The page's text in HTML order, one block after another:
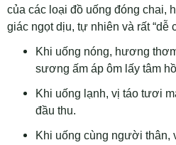
của các loại đồ uống đóng chai,
giác ngọt dịu, tự nhiên và rất “dễ
Khi uống nóng, hương
sương ấm áp ôm lấy tâm
Khi uống lạnh, vị táo tươi
đầu thu.
Khi uống cùng người thân,